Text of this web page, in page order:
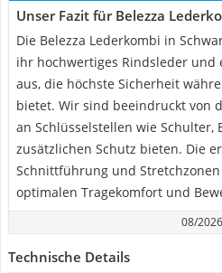
Unser Fazit für Belezza
Die Belezza Lederkombi in
ihr hochwertiges Rindsleder und
aus, die höchste Sicherheit
bietet. Wir sind beeindruckt von
an Schlüsselstellen wie Schulter,
zusätzlichen Schutz bieten. Die
Schnittführung und
optimalen Tragekomfort und
08/2026
Technische Details